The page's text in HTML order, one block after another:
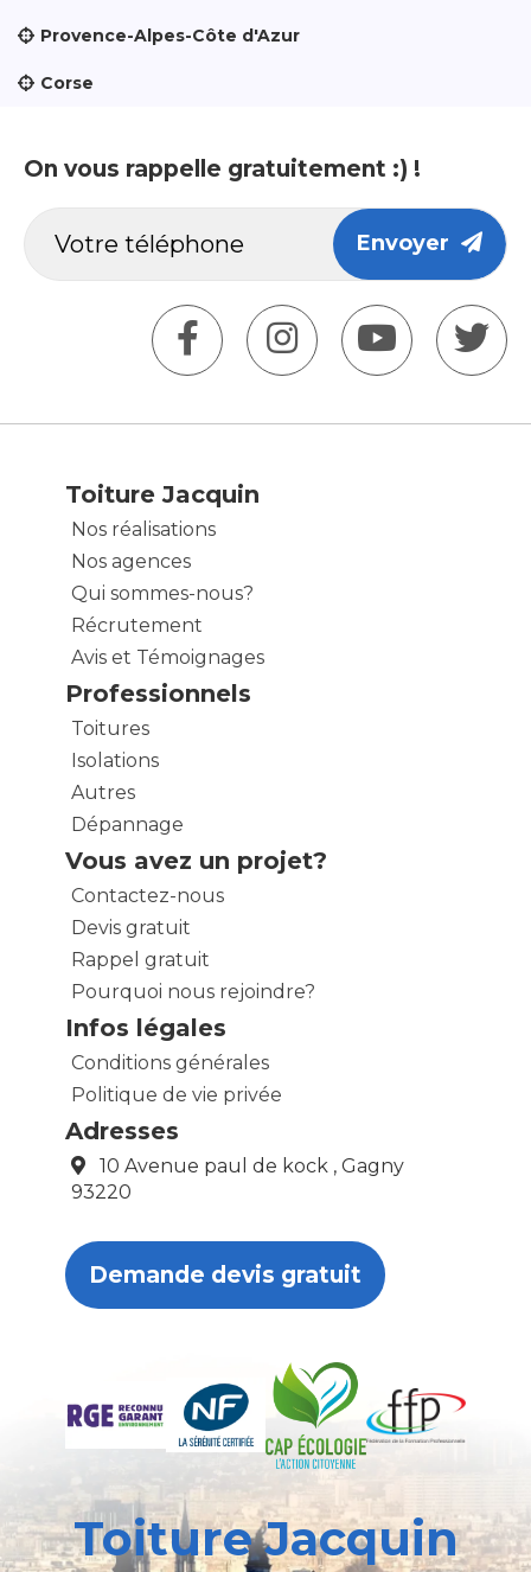
Provence-Alpes-Côte d'Azur
Corse
On vous rappelle gratuitement :) !
Envoyer
Toiture Jacquin
Nos réalisations
Nos agences
Qui sommes-nous?
Récrutement
Avis et Témoignages
Professionnels
Toitures
Isolations
Autres
Dépannage
Vous avez un projet?
Contactez-nous
Devis gratuit
Rappel gratuit
Pourquoi nous rejoindre?
Infos légales
Conditions générales
Politique de vie privée
Adresses
10 Avenue paul de kock , Gagny
93220
Demande devis gratuit
Toiture Jacquin